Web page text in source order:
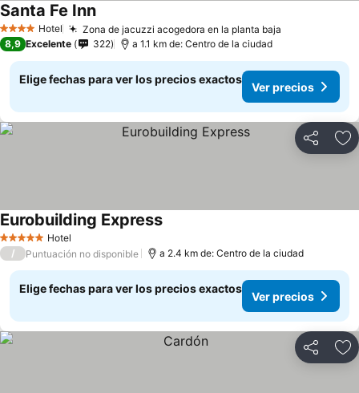
4 EstrellasHotel Zona de jacuzzi acogedora en la planta baja
Santa Fe InnVer precios
8,9 Excelente 322 a 1.1 km de: Centro de la ciudad
Elige fechas para ver los precios exactos
Ver precios
Compartir
5 Estrellas Hotel
Eurobuilding ExpressVer precios
/ Puntuación no disponible a 2.4 km de: Centro de la ciudad
Elige fechas para ver los precios exactos
Ver precios
Compartir